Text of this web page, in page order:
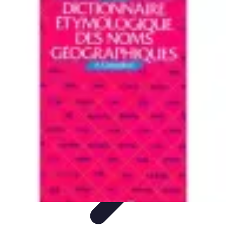
Cartographie et outilsExploration
Géographie PhysiqueÎles et régions
Géographie Explore